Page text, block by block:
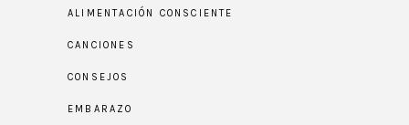
ALIMENTACIÓN CONSCIENTE
CANCIONES
CONSEJOS
EMBARAZO